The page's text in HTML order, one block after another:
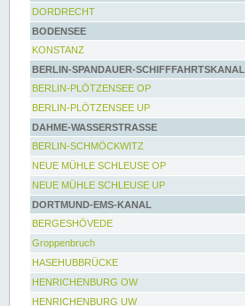
DORDRECHT
BODENSEE
KONSTANZ
BERLIN-SPANDAUER-SCHIFFFAHRTSKANAL
BERLIN-PLÖTZENSEE OP
BERLIN-PLÖTZENSEE UP
DAHME-WASSERSTRASSE
BERLIN-SCHMÖCKWITZ
NEUE MÜHLE SCHLEUSE OP
NEUE MÜHLE SCHLEUSE UP
DORTMUND-EMS-KANAL
BERGESHÖVEDE
Groppenbruch
HASEHUBBRÜCKE
HENRICHENBURG OW
HENRICHENBURG UW